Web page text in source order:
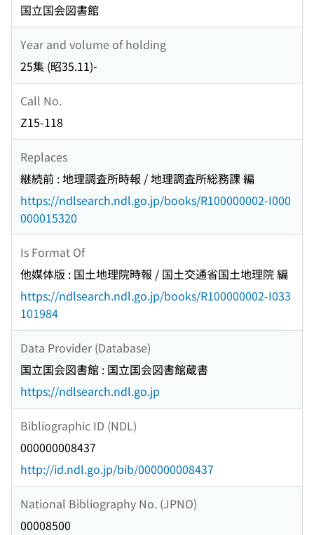
国立国会図書館
Year and volume of holding
25集 (昭35.11)-
Call No.
Z15-118
Replaces
継続前 : 地理調査所時報 / 地理調査所総務課 編
https://ndlsearch.ndl.go.jp/books/R100000002-I000
000015320
Is Format Of
他媒体版 : 国土地理院時報 / 国土交通省国土地理院 編
https://ndlsearch.ndl.go.jp/books/R100000002-I033
101984
Data Provider (Database)
国立国会図書館 : 国立国会図書館蔵書
https://ndlsearch.ndl.go.jp
Bibliographic ID (NDL)
000000008437
http://id.ndl.go.jp/bib/000000008437
National Bibliography No. (JPNO)
00008500